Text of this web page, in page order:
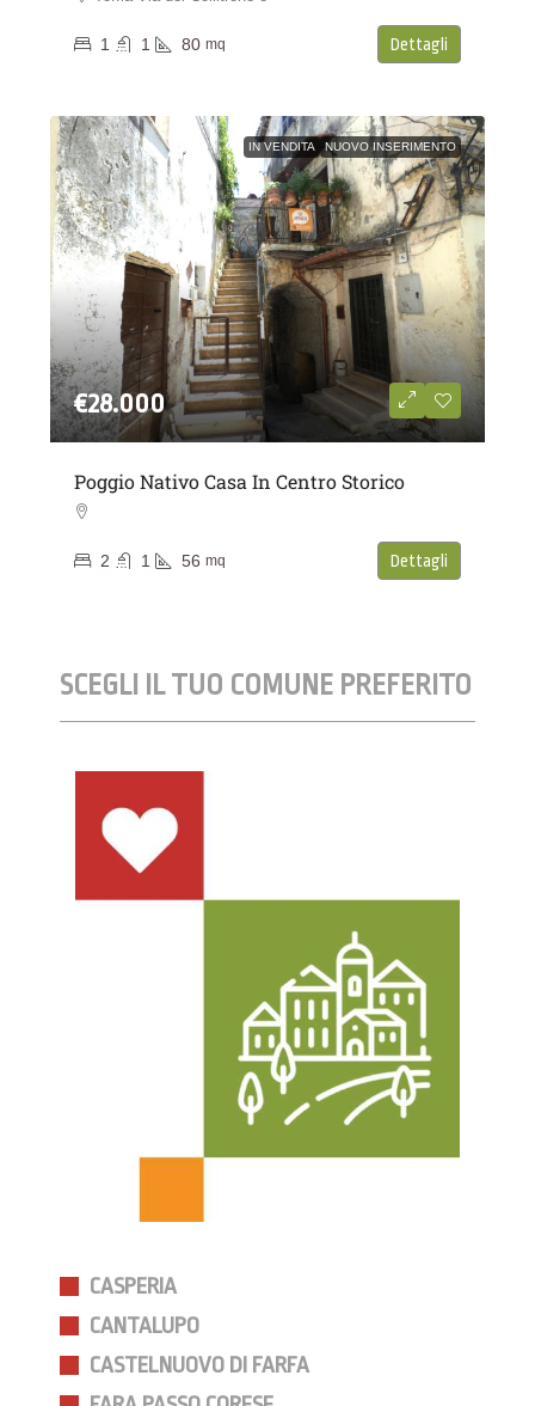
1 1 80 mq Dettagli
IN VENDITA NUOVO INSERIMENTO
€28.000
Poggio Nativo Casa In Centro Storico
2 1 56 mq Dettagli
SCEGLI IL TUO COMUNE PREFERITO
CASPERIA
CANTALUPO
CASTELNUOVO DI FARFA